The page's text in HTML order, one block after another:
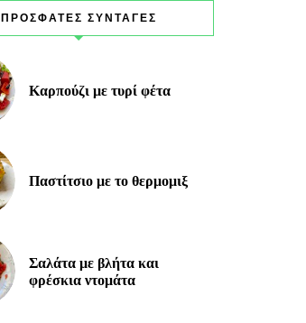
ΠΡΟΣΦΑΤΕΣ ΣΥΝΤΑΓΕΣ
Καρπούζι με τυρί φέτα
Παστίτσιο με το θερμομιξ
Σαλάτα με βλήτα και
φρέσκια ντομάτα